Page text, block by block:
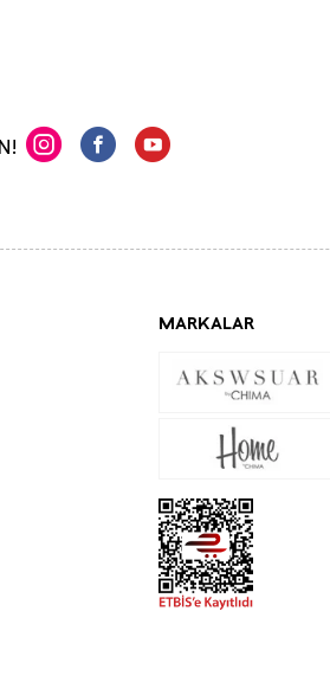
MARKALAR